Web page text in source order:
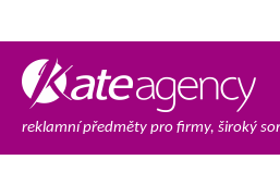
reklamní předměty pro firmy, široký